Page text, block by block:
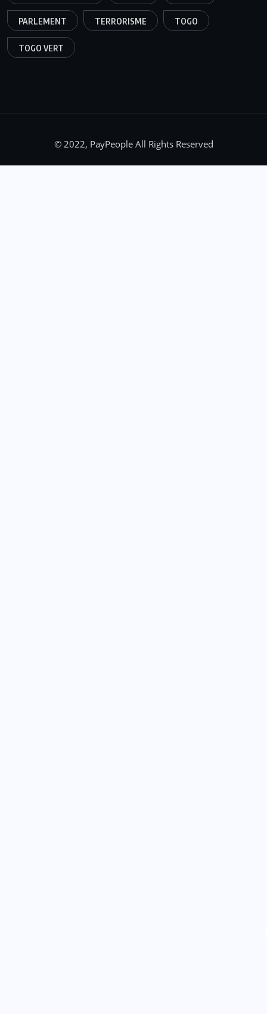
PARLEMENT TERRORISME TOGO
TOGO VERT
© 2022, PayPeople All Rights Reserved